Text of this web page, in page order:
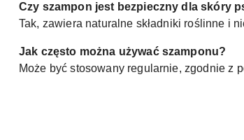
Czy szampon jest bezpieczny dla skóry
Tak, zawiera naturalne składniki roślinne i
Jak często można używać szamponu?
Może być stosowany regularnie, zgodnie z